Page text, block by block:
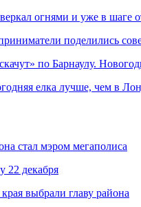
огнями и уже в шаге
поделились
по Барнаулу.
елка лучше, чем в
стал мэром мегаполиса
22 декабря
выбрали главу района